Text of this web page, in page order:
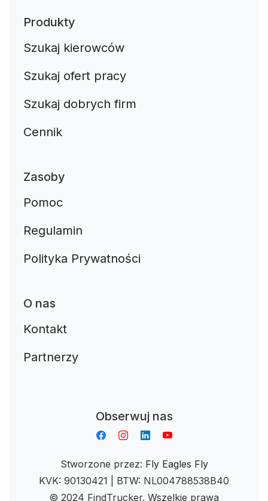
Produkty
Szukaj kierowców
Szukaj ofert pracy
Szukaj dobrych firm
Cennik
Zasoby
Pomoc
Regulamin
Polityka Prywatności
O nas
Kontakt
Partnerzy
Obserwuj nas
Stworzone przez: Fly Eagles Fly
KVK: 90130421 | BTW: NL004788538B40
© 2024 FindTrucker. Wszelkie prawa